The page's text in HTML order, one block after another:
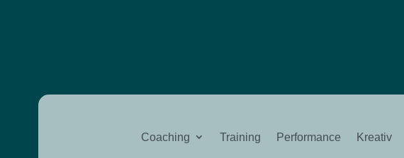
Coaching Training Performance Kreativ